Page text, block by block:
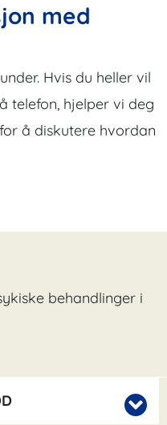
med
Hvis du heller vil
telefon, hjelper vi deg
å diskutere hvordan
behandlinger i